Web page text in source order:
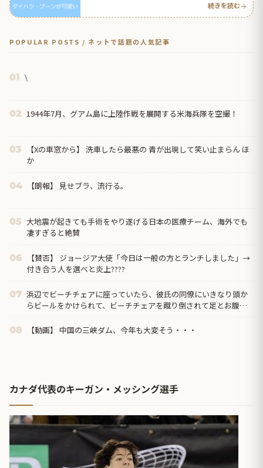
続きを読む
POPULAR POSTS / ネットで話題の人気記事
01 \
02 1944年7月、グアム島に上陸作戦を展開する米海兵隊を空撮！
03
【Xの車窓から】 洗車したら最悪の 青が出現して笑い止まらん ほ
か
04 【朗報】 見せブラ、流行る。
05 大地震が起きても手術をやり遂げる日本の医療チーム、海外でも
凄すぎると絶賛
06
【賛否】 ジョージア大使「今日は一般の方とランチしました」→
付き合う人を選べと炎上????
07 浜辺でビーチチェアに座っていたら、彼氏の同僚にいきなり頭か
らビールをかけられて、ビーチチェアを蹴り倒されて足とお腹を
08 【動画】 中国の三峡ダム、今年も大変そう・・・
カナダ代表のキーガン・メッシング選手